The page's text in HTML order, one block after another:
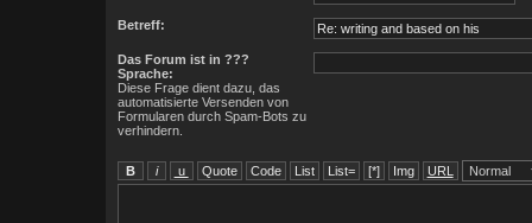
Betreff:
Das Forum ist in ???
Sprache:
Diese Frage dient dazu, das
automatisierte Versenden von
Formularen durch Spam-Bots zu
verhindern.